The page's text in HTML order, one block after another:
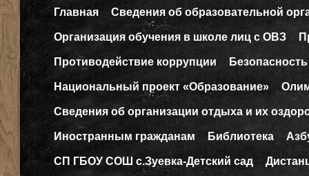
Главная Сведения об образовательной
Организация обучения в школе лиц с ОВЗ
Противодействие коррупции Безопасность
Национальный проект «Образование»
Сведения об организации отдыха и их
Иностранным гражданам Библиотека
СП ГБОУ СОШ с.Зуевка-Детский сад